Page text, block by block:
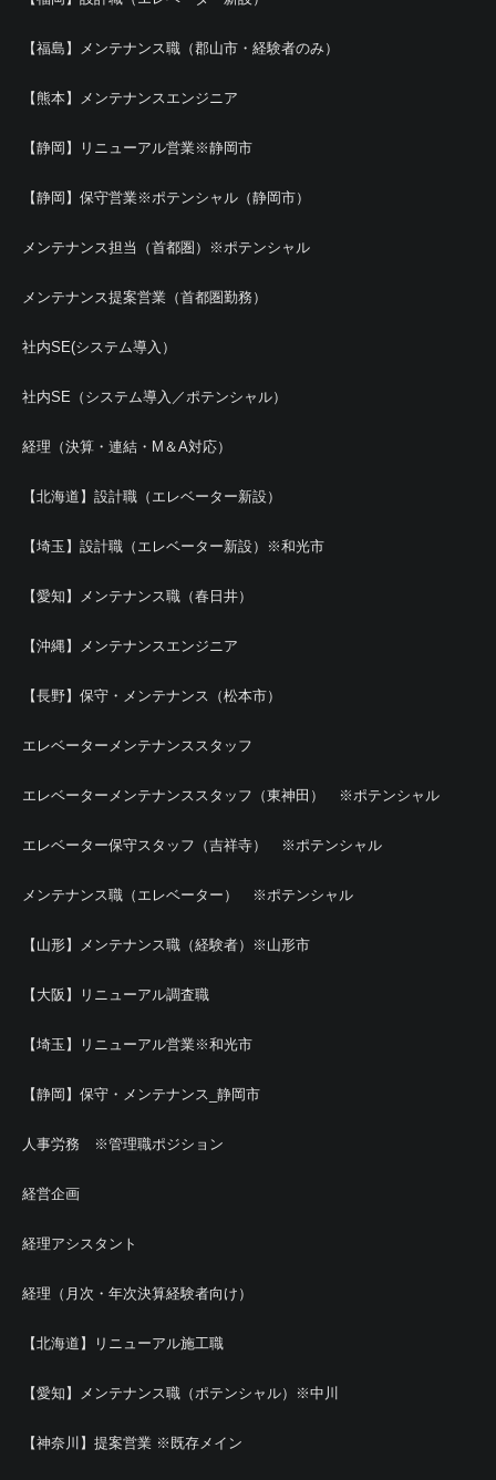
【福島】メンテナンス職（郡山市・経験者のみ）
【熊本】メンテナンスエンジニア
【静岡】リニューアル営業※静岡市
【静岡】保守営業※ポテンシャル（静岡市）
メンテナンス担当（首都圏）※ポテンシャル
メンテナンス提案営業（首都圏勤務）
社内SE(システム導入）
社内SE（システム導入／ポテンシャル）
経理（決算・連結・M＆A対応）
【北海道】設計職（エレベーター新設）
【埼玉】設計職（エレベーター新設）※和光市
【愛知】メンテナンス職（春日井）
【沖縄】メンテナンスエンジニア
【長野】保守・メンテナンス（松本市）
エレベーターメンテナンススタッフ
エレベーターメンテナンススタッフ（東神田） ※ポテンシャル
エレベーター保守スタッフ（吉祥寺） ※ポテンシャル
メンテナンス職（エレベーター） ※ポテンシャル
【山形】メンテナンス職（経験者）※山形市
【大阪】リニューアル調査職
【埼玉】リニューアル営業※和光市
【静岡】保守・メンテナンス_静岡市
人事労務 ※管理職ポジション
経営企画
経理アシスタント
経理（月次・年次決算経験者向け）
【北海道】リニューアル施工職
【愛知】メンテナンス職（ポテンシャル）※中川
【神奈川】提案営業 ※既存メイン